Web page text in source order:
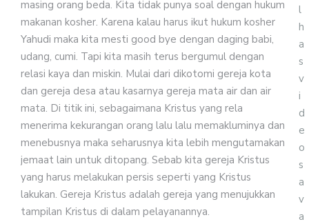
masing orang beda. Kita tidak punya soal dengan hukum
makanan kosher. Karena kalau harus ikut hukum kosher
Yahudi maka kita mesti good bye dengan daging babi,
udang, cumi. Tapi kita masih terus bergumul dengan
relasi kaya dan miskin. Mulai dari dikotomi gereja kota
dan gereja desa atau kasarnya gereja mata air dan air
mata. Di titik ini, sebagaimana Kristus yang rela
menerima kekurangan orang lalu lalu memakluminya dan
menebusnya maka seharusnya kita lebih mengutamakan
jemaat lain untuk ditopang. Sebab kita gereja Kristus
yang harus melakukan persis seperti yang Kristus
lakukan. Gereja Kristus adalah gereja yang menujukkan
tampilan Kristus di dalam pelayanannya.
l
h
a
s
v
i
d
e
o
s
a
v
a